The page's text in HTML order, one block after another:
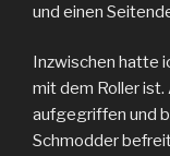
und einen
Inzwischen hatte
mit dem Roller
aufgegriffen und
Schmodder